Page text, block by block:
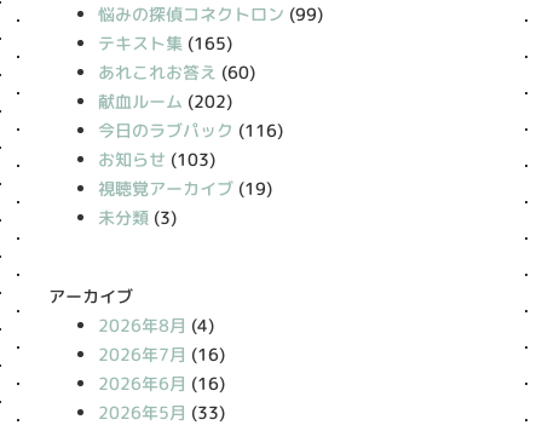
悩みの探偵コネクトロン (99)
テキスト集 (165)
あれこれお答え (60)
献血ルーム (202)
今日のラブパック (116)
お知らせ (103)
視聴覚アーカイブ (19)
未分類 (3)
アーカイブ
2026年8月 (4)
2026年7月 (16)
2026年6月 (16)
2026年5月 (33)